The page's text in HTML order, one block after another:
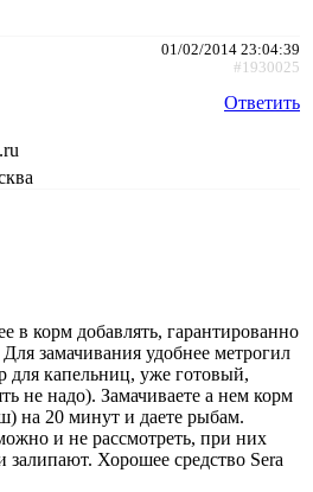
01/02/2014 23:04:39
#1930025
Ответить
в корм добавлять, гарантированно
замачивания удобнее метрогил
для капельниц, уже готовый,
не надо). Замачиваете а нем корм
на 20 минут и даете рыбам.
и не рассмотреть, при них
Хорошее средство Sera